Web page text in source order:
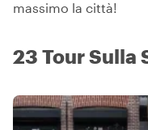
massimo la città!
23 Tour Sulla